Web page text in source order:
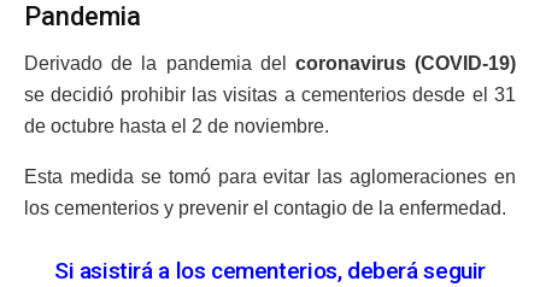
Pandemia
Derivado de la pandemia del coronavirus (COVID-19)
se decidió prohibir las visitas a cementerios desde el 31
de octubre hasta el 2 de noviembre.
Esta medida se tomó para evitar las aglomeraciones en
los cementerios y prevenir el contagio de la enfermedad.
Si asistirá a los cementerios, deberá seguir